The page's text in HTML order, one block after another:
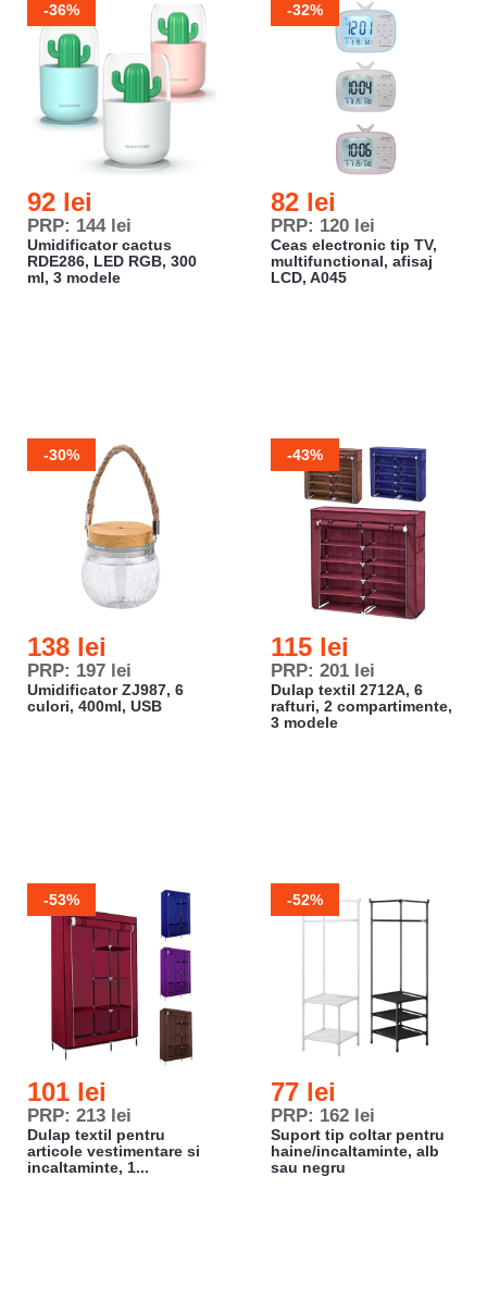
-36%
92 lei
PRP: 144 lei
Umidificator cactus
RDE286, LED RGB, 300
ml, 3 modele
-32%
82 lei
PRP: 120 lei
Ceas electronic tip TV,
multifunctional, afisaj
LCD, A045
-30%
138 lei
PRP: 197 lei
Umidificator ZJ987, 6
culori, 400ml, USB
-43%
115 lei
PRP: 201 lei
Dulap textil 2712A, 6
rafturi, 2 compartimente,
3 modele
-53%
101 lei
PRP: 213 lei
Dulap textil pentru
articole vestimentare si
incaltaminte, 1...
-52%
77 lei
PRP: 162 lei
Suport tip coltar pentru
haine/incaltaminte, alb
sau negru